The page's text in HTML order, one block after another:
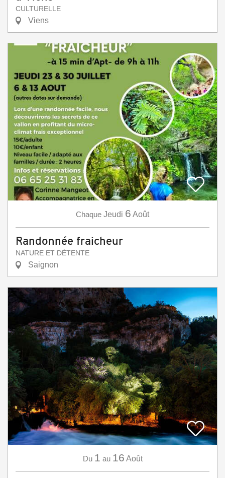
CULTURELLE
Viens
Chaque Jeudi 6 Août
Randonnée fraicheur
NATURE ET DÉTENTE
Saignon
Du 1 au 16 Août